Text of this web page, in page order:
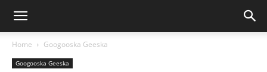
Home Googooska Geeska
Googooska Geeska